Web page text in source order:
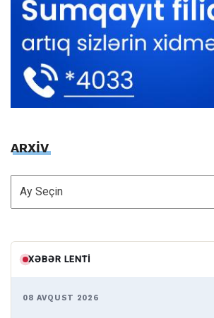
ARXİV
ARXİV
XƏBƏR LENTI
08 AVQUST 2026